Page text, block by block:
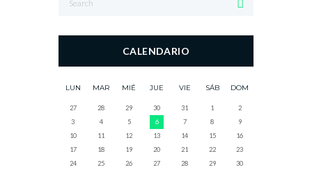
CALENDARIO
LUN MAR MIÉ JUE VIE SÁB DOM
27 28 29 30 31 1
2
3
4 5 6 7 8
9
10
11 12 13 14 15
16
17
18 19 20 21 22
23
24
25 26 27 28 29
30